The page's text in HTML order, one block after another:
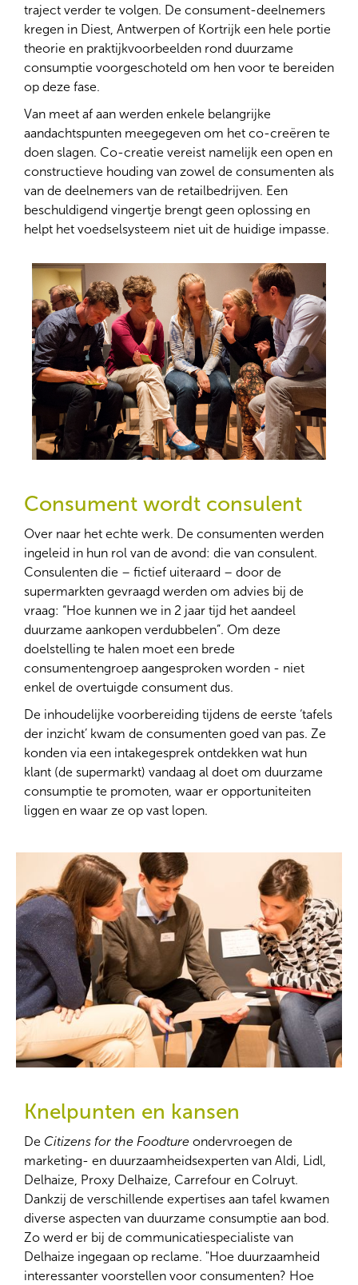
traject verder te volgen. De consument-deelnemers
kregen in Diest, Antwerpen of Kortrijk een hele portie
theorie en praktijkvoorbeelden rond duurzame
consumptie voorgeschoteld om hen voor te bereiden
op deze fase.
Van meet af aan werden enkele belangrijke
aandachtspunten meegegeven om het co-creëren te
doen slagen. Co-creatie vereist namelijk een open en
constructieve houding van zowel de consumenten als
van de deelnemers van de retailbedrijven. Een
beschuldigend vingertje brengt geen oplossing en
helpt het voedselsysteem niet uit de huidige impasse.
Consument wordt consulent
Over naar het echte werk. De consumenten werden
ingeleid in hun rol van de avond: die van consulent.
Consulenten die – fictief uiteraard – door de
supermarkten gevraagd werden om advies bij de
vraag: “Hoe kunnen we in 2 jaar tijd het aandeel
duurzame aankopen verdubbelen”. Om deze
doelstelling te halen moet een brede
consumentengroep aangesproken worden - niet
enkel de overtuigde consument dus.
De inhoudelijke voorbereiding tijdens de eerste ‘tafels
der inzicht’ kwam de consumenten goed van pas. Ze
konden via een intakegesprek ontdekken wat hun
klant (de supermarkt) vandaag al doet om duurzame
consumptie te promoten, waar er opportuniteiten
liggen en waar ze op vast lopen.
Knelpunten en kansen
De Citizens for the Foodture ondervroegen de
marketing- en duurzaamheidsexperten van Aldi, Lidl,
Delhaize, Proxy Delhaize, Carrefour en Colruyt.
Dankzij de verschillende expertises aan tafel kwamen
diverse aspecten van duurzame consumptie aan bod.
Zo werd er bij de communicatiespecialiste van
Delhaize ingegaan op reclame. "Hoe duurzaamheid
interessanter voorstellen voor consumenten? Hoe